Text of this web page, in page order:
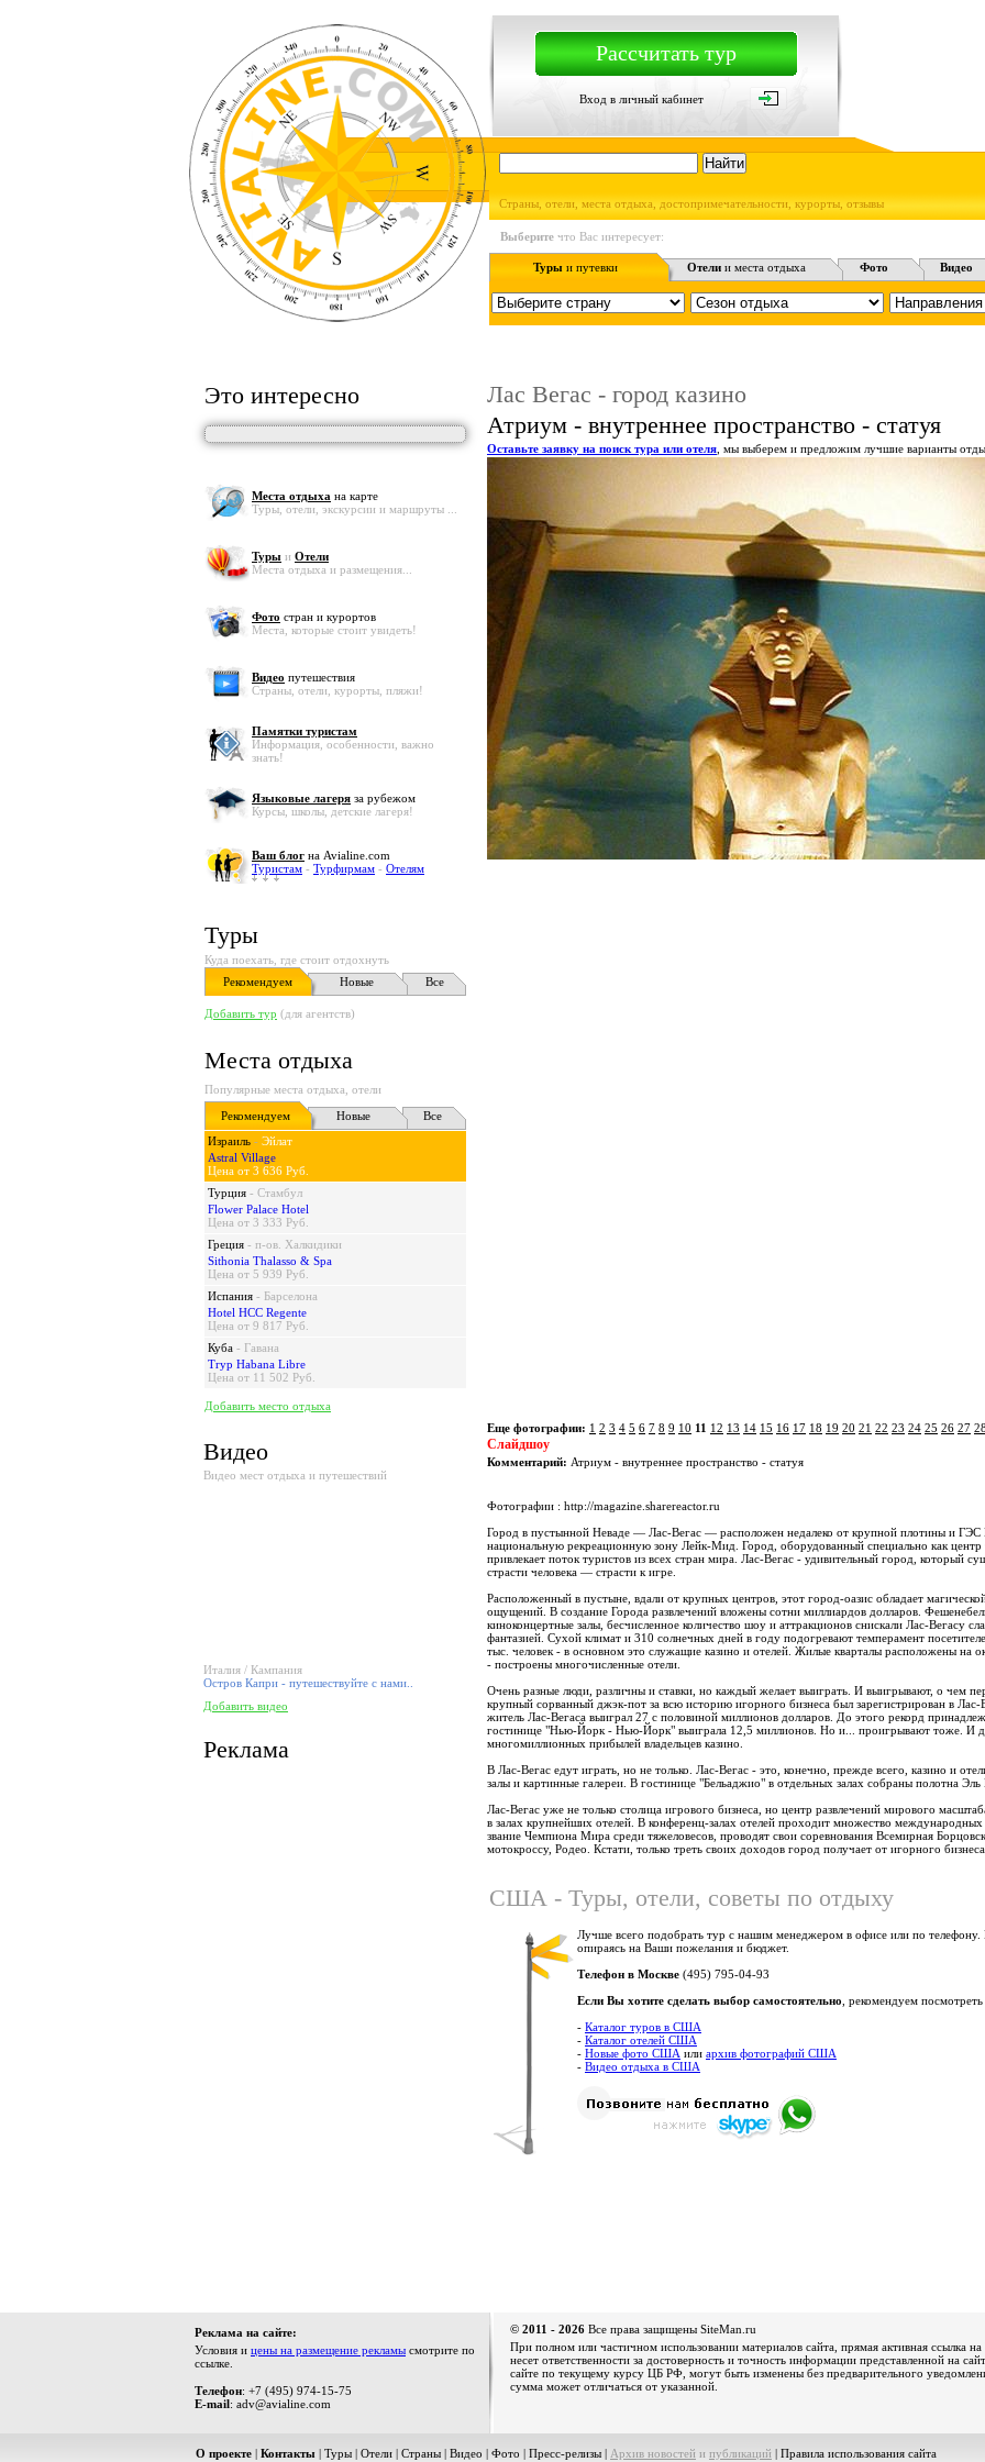
Рассчитать тур
Вход в личный кабинет
Страны, отели, места отдыха, достопримечательности, курорты, отзывы
Выберите что Вас интересует:
Турыи путевки Отели и места отдыха Фото Видео
Это интересно
Места отдыха на карте
Туры, отели, экскурсии и маршруты ...
Туры и Отели
Места отдыха и размещения...
Фото стран и курортов
Места, которые стоит увидеть!
Видео путешествия
Страны, отели, курорты, пляжи!
Памятки туристам
Информация, особенности, важно
знать!
Языковые лагеря за рубежом
Курсы, школы, детские лагеря!
Ваш блог на Avialine.com
Туристам - Турфирмам - Отелям
Туры
Куда поехать, где стоит отдохнуть
Рекомендуем
Новые Все
Добавить тур (для агентств)
Места отдыха
Популярные места отдыха, отели
Рекомендуем
Новые
Все
Израиль - Эйлат
Astral Village
Цена от 3 636 Руб.
Турция - Стамбул
Flower Palace Hotel
Цена от 3 333 Руб.
Греция - п-ов. Халкидики
Sithonia Thalasso & Spa
Цена от 5 939 Руб.
Испания - Барселона
Hotel HCC Regente
Цена от 9 817 Руб.
Куба - Гавана
Tryp Habana Libre
Цена от 11 502 Руб.
Добавить место отдыха
Видео
Видео мест отдыха и путешествий
Италия / Кампания
Остров Капри - путешествуйте с нами..
Добавить видео
Реклама
Лас Вегас - город казино
Атриум - внутреннее пространство - статуя
Оставьте заявку на поиск тура или отеля , мы выберем и предложим лучшие варианты
Еще фотографии: 1 2 3 4 5 6 7 8 9 10 11 12 13 14 15 16 17 18 19 20 21 22 23 24 25 26 27 28
Слайдшоу
Комментарий: Атриум - внутреннее пространство - статуя
Фотографии : http://magazine.sharereactor.ru
Город в пустынной Неваде — Лас-Вегас — расположен недалеко от крупной плотины и ГЭС
национальную рекреационную зону Лейк-Мид. Город, оборудованный специально как
привлекает поток туристов из всех стран мира. Лас-Вегас - удивительный город, который
страсти человека — страсти к игре.
Расположенный в пустыне, вдали от крупных центров, этот город-оазис обладает
ощущений. В создание Города развлечений вложены сотни миллиардов долларов.
киноконцертные залы, бесчисленное количество шоу и аттракционов снискали Лас-Вегасу
фантазией. Сухой климат и 310 солнечных дней в году подогревают темперамент
тыс. человек - в основном это служащие казино и отелей. Жилые кварталы расположены на
- построены многочисленные отели.
Очень разные люди, различны и ставки, но каждый желает выиграть. И выигрывают, о чем
крупный сорванный джэк-пот за всю историю игорного бизнеса был зарегистрирован в
житель Лас-Вегаса выиграл 27 с половиной миллионов долларов. До этого рекорд
гостинице "Нью-Йорк - Нью-Йорк" выиграла 12,5 миллионов. Но и... проигрывают тоже. И
многомиллионных прибылей владельцев казино.
В Лас-Вегас едут играть, но не только. Лас-Вегас - это, конечно, прежде всего, казино и
залы и картинные галереи. В гостинице "Бельаджио" в отдельных залах собраны полотна
Лас-Вегас уже не только столица игрового бизнеса, но центр развлечений мирового
в залах крупнейших отелей. В конференц-залах отелей проходит множество
звание Чемпиона Мира среди тяжеловесов, проводят свои соревнования Всемирная
мотокроссу, Родео. Кстати, только треть своих доходов город получает от игорного
США - Туры, отели, советы по отдыху
Лучше всего подобрать тур с нашим менеджером в офисе или по
опираясь на Ваши пожелания и бюджет.
Телефон в Москве (495) 795-04-93
Если Вы хотите сделать выбор самостоятельно , рекомендуем
- Каталог туров в США
- Каталог отелей США
- Новые фото США или архив фотографий США
- Видео отдыха в США
Реклама на сайте:
Условия и цены на размещение рекламы смотрите по
ссылке.
Телефон: +7 (495) 974-15-75
E-mail: adv@avialine.com
© 2011 - 2026 Все права защищены SiteMan.ru
При полном или частичном использовании материалов сайта, прямая активная ссылка
несет ответственности за достоверность и точность информации представленной на
сайте по текущему курсу ЦБ РФ, могут быть изменены без предварительного
сумма может отличаться от указанной.
О проекте | Контакты | Туры | Отели | Страны | Видео | Фото | Пресс-релизы | Архив новостей и публикаций | Правила использования сайта